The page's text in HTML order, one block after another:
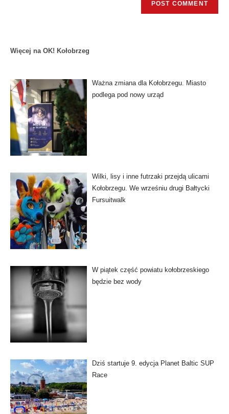
Więcej na OK! Kołobrzeg
Ważna zmiana dla Kołobrzegu. Miasto
podlega pod nowy urząd
Wilki, lisy i inne futrzaki przejdą ulicami
Kołobrzegu. We wrześniu drugi Bałtycki
Fursuitwalk
W piątek część powiatu kołobrzeskiego
będzie bez wody
Dziś startuje 9. edycja Planet Baltic SUP
Race